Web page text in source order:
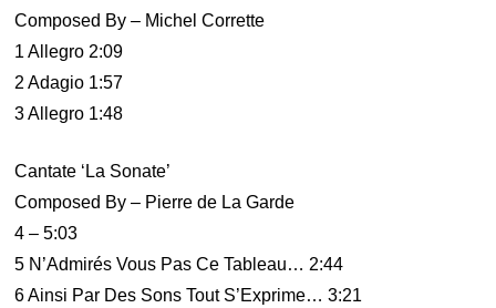
Composed By – Michel Corrette
1 Allegro 2:09
2 Adagio 1:57
3 Allegro 1:48
Cantate ‘La Sonate’
Composed By – Pierre de La Garde
4 – 5:03
5 N’Admirés Vous Pas Ce Tableau… 2:44
6 Ainsi Par Des Sons Tout S’Exprime… 3:21